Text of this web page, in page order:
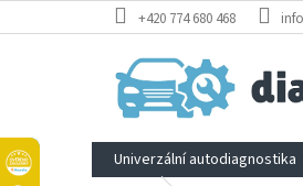
na
+420 774 680 468
Univerzální autodiagnostika